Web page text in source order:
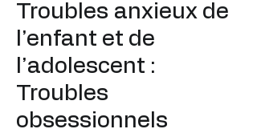
Troubles anxieux de
l’enfant et de
l’adolescent :
Troubles
obsessionnels